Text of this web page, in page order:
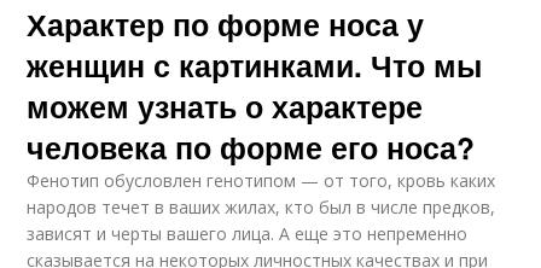
Характер по форме носа у
женщин с картинками. Что мы
можем узнать о характере
человека по форме его носа?
Фенотип обусловлен генотипом — от того, кровь каких
народов течет в ваших жилах, кто был в числе предков,
зависят и черты вашего лица. А еще это непременно
сказывается на некоторых личностных качествах и при